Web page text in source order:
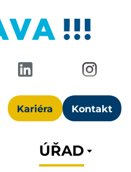
Kariéra Kontakt
ÚŘAD